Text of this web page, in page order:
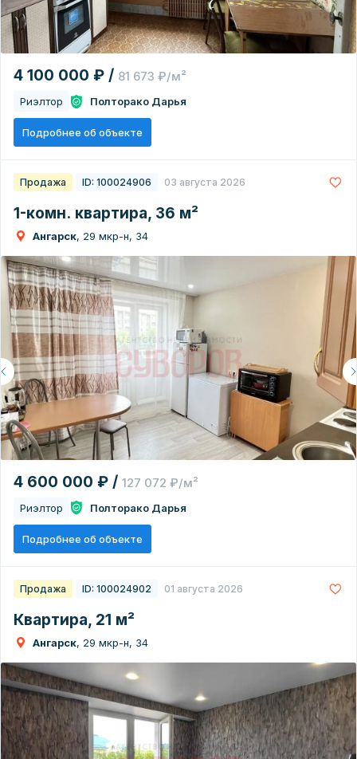
4 100 000 ₽ / 81 673 ₽/м²
Риэлтор Полторако Дарья
Подробнее об объекте
Продажа ID: 100024906 03 августа 2026
1-комн. квартира, 36 м²
Ангарск, 29 мкр-н, 34
4 600 000 ₽ / 127 072 ₽/м²
Риэлтор Полторако Дарья
Подробнее об объекте
Продажа ID: 100024902 01 августа 2026
Квартира, 21 м²
Ангарск, 29 мкр-н, 34